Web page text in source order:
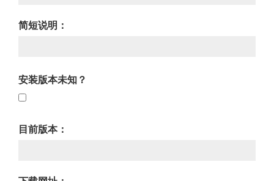
简短说明：
安装版本未知？
目前版本：